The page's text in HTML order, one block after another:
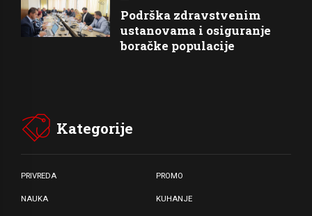
Podrška zdravstvenim
ustanovama i osiguranje
boračke populacije
Kategorije
PRIVREDA PROMO
NAUKA KUHANJE